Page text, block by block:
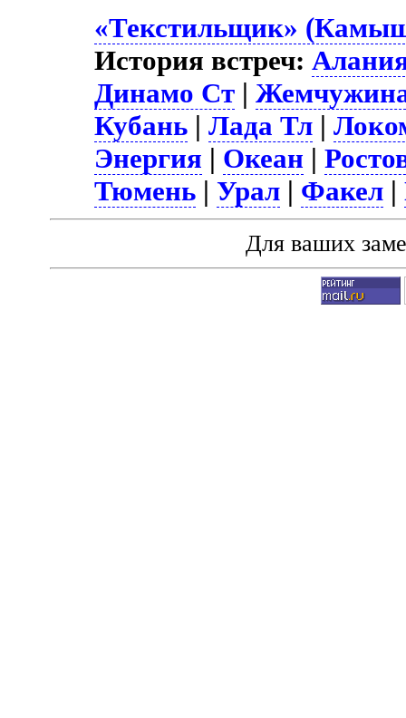
«Текстильщик»
История встреч:
Динамо Ст |
Кубань |Лада Тл |
Энергия | Океан |
Тюмень |Урал | Факел |
Для ваших